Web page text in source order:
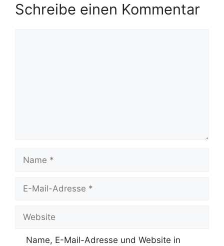
Schreibe einen Kommentar
Name
Website
Name, E-Mail-Adresse und Website in